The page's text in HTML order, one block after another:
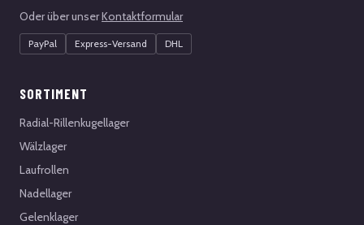
Oder über unserKontaktformular
PayPal Express-Versand DHL
SORTIMENT
Radial-Rillenkugellager
Wälzlager
Laufrollen
Nadellager
Gelenklager